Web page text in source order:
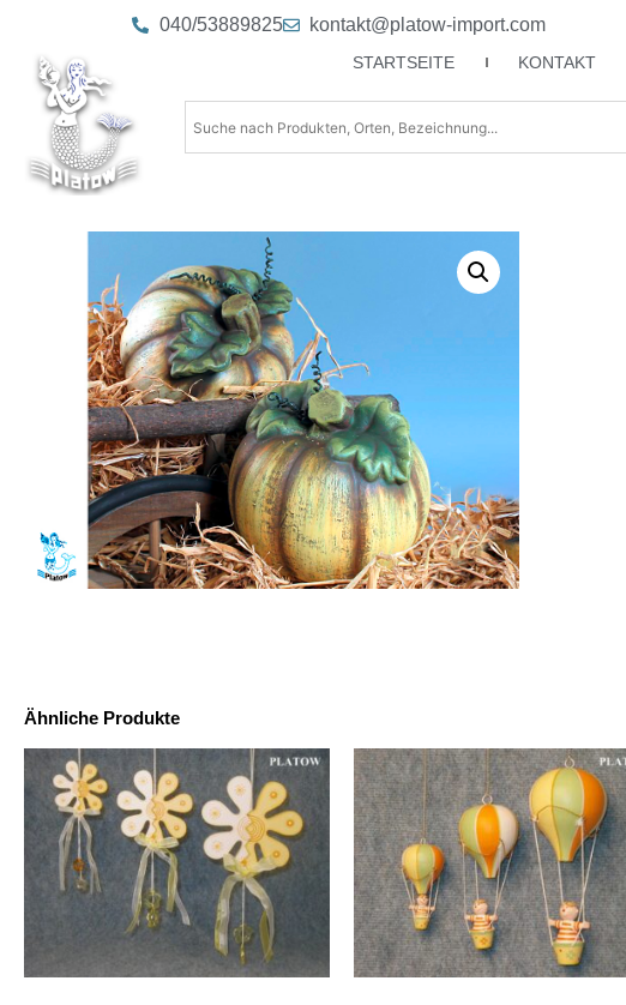
040/53889825 kontakt@platow-import.com
STARTSEITE KONTAKT
Ähnliche Produkte